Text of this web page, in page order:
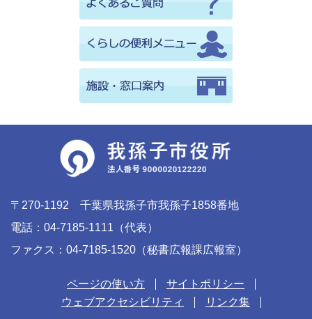
〒270-1192 千葉県我孫子市我孫子1858番地
電話：04-7185-1111（代表）
ファクス：04-7185-1520（秘書広報課広報室）
ページの使い方
サイトポリシー
ウェブアクセシビリティ
リンク集